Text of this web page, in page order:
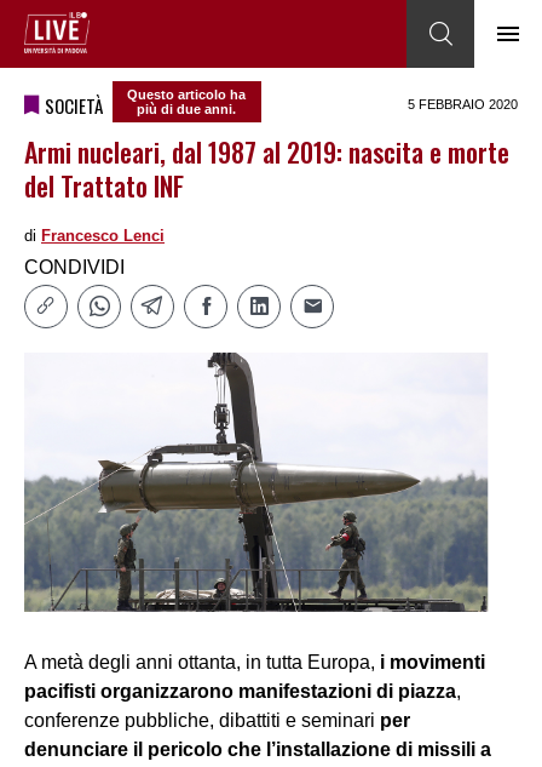
SOCIETÀ
Questo articolo ha
più di due anni.
5 FEBBRAIO 2020
Armi nucleari, dal 1987 al 2019: nascita e morte
del Trattato INF
di Francesco Lenci
CONDIVIDI
A metà degli anni ottanta, in tutta Europa, i movimenti
pacifisti organizzarono manifestazioni di piazza,
conferenze pubbliche, dibattiti e seminari per
denunciare il pericolo che l’installazione di missili a